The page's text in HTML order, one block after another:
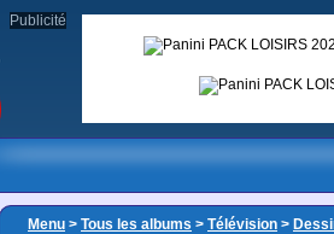
Menu > Tous les albums > Télévision >
Publicité